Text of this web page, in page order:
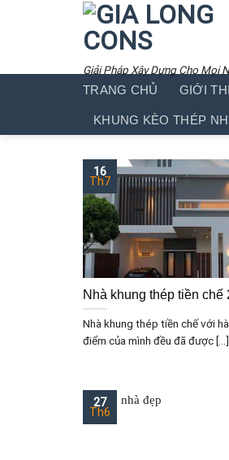
Giải Pháp Xây Dựng Cho Mọi
TRANG CHỦ GIỚI
KHUNG KÈO THÉP
Nhà khung thép tiền chế
Nhà khung thép tiền chế với
điểm của mình đều đã được [...]
16
Th7
27
Th6